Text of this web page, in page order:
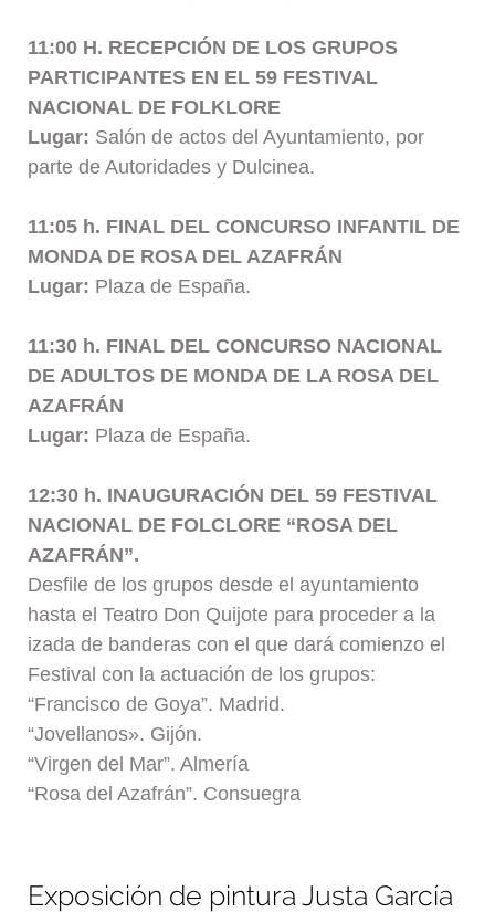
11:00 H. RECEPCIÓN DE LOS GRUPOS
PARTICIPANTES EN EL 59 FESTIVAL
NACIONAL DE FOLKLORE
Lugar: Salón de actos del Ayuntamiento, por
parte de Autoridades y Dulcinea.
11:05 h. FINAL DEL CONCURSO INFANTIL DE
MONDA DE ROSA DEL AZAFRÁN
Lugar: Plaza de España.
11:30 h. FINAL DEL CONCURSO NACIONAL
DE ADULTOS DE MONDA DE LA ROSA DEL
AZAFRÁN
Lugar: Plaza de España.
12:30 h. INAUGURACIÓN DEL 59 FESTIVAL
NACIONAL DE FOLCLORE “ROSA DEL
AZAFRÁN”.
Desfile de los grupos desde el ayuntamiento
hasta el Teatro Don Quijote para proceder a la
izada de banderas con el que dará comienzo el
Festival con la actuación de los grupos:
“Francisco de Goya”. Madrid.
“Jovellanos». Gijón.
“Virgen del Mar”. Almería
“Rosa del Azafrán”. Consuegra
Exposición de pintura Justa García